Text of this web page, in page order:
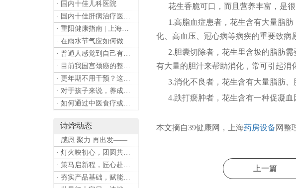
· 国内十佳儿科医院
· 国内十佳肝病治疗医院排行
· 重阳健康指南 | 上海诗烨：秋养正当时，这份健康小贴士请收好​
· 在雨水节气应如何做好健康保健？
· 普通人感觉到自己有心理问题，有哪些方式可以来帮助缓解？
· 目前我国宫颈癌的整体流行情况和防治形势如何？
· 更年期不用干预？这是个误会
· 对于孩子来说，养成哪些好习惯能够预防近视？
· 如何通过中医食疗或穴位按摩等方式来祛湿健脾？
诗烨动态
· 感恩 聚力 再出发——上海诗烨企业发展有限公司成立20周年庆典
· 灯火映初心，团圆共安康 —— 诗烨恭祝大家元宵喜乐
· 策马启新程，匠心赴华章——诗烨开工大吉
· 夯实产品基础，赋能专业服务——上海诗烨办公椅产品基础知识培训圆满开展
花生香脆可口，而且营养丰富，是很
1.高脂血症患者，花生含有大量脂肪
化、高血压、冠心病等病疾的重要致病
2.胆囊切除者，花生里含圾的脂肪需
有大量的胆汁来帮助消化，常可引起消
3.消化不良者，花生含有大量脂肪、
4.跌打瘀肿者，花生含有一种促凝血
本文摘自39健康网，上海药房设备网整
上一篇